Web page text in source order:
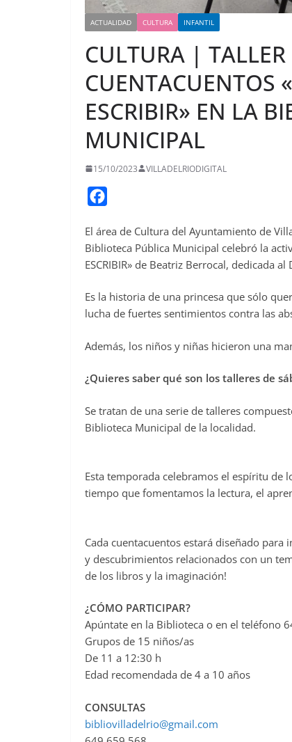
ACTUALIDAD CULTURA INFANTIL
CULTURA |
CUENTACUENTOS
ESCRIBIR» EN LA
MUNICIPAL
15/10/2023 VILLADELRIODIGITAL
c
e
b
o
o
El área de Cultura del Ayuntamiento de
Biblioteca Pública Municipal celebró la
ESCRIBIR» de Beatriz Berrocal, dedicada al
Es la historia de una princesa que sólo
lucha de fuertes sentimientos contra las
Además, los niños y niñas hicieron una
¿Quieres saber qué son los talleres de
Se tratan de una serie de talleres
Biblioteca Municipal de la localidad.
Esta temporada celebramos el espíritu de
tiempo que fomentamos la lectura, el
Cada cuentacuentos estará diseñado
y descubrimientos relacionados con un
de los libros y la imaginación!
¿CÓMO PARTICIPAR?
Apúntate en la Biblioteca o en el teléfono
Grupos de 15 niños/as
De 11 a 12:30 h
Edad recomendada de 4 a 10 años
CONSULTAS
bibliovilladelrio@gmail.com